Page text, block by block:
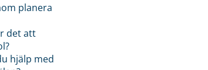
planera
det att
hjälp med